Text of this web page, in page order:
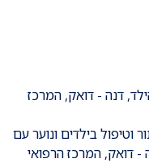
דנה - דואק, המרכז
וטיפול בילדים ונוער עם
דואק, המרכז הרפואי